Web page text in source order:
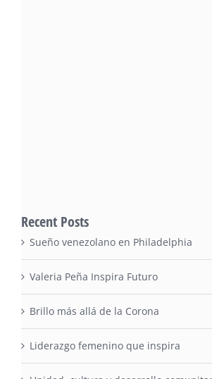
Recent Posts
Sueño venezolano en Philadelphia
Valeria Peña Inspira Futuro
Brillo más allá de la Corona
Liderazgo femenino que inspira